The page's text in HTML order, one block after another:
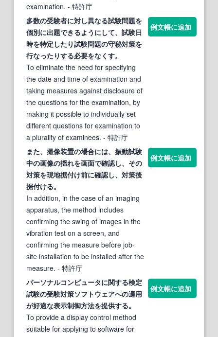
examination. - 特許庁
多数の受験者に対し異なる試験問題を
個別に出題できるようにして、 試験日
時を特定したり試験問題の守秘対策を
行なったりする必要をなくす。
To eliminate the need for specifying
the date and time of examination and
taking measures against disclosure of
the questions for the examination, by
making it possible to individually set
different questions for examination to
a plurality of examinees. - 特許庁
例文帳に追加
また、撮像装置の場合には、振動試験
中の画像の揺れを画面で確認し、その
対策を現地据付け前に確認し、 対策後
据付ける。
In addition, in the case of an imaging
apparatus, the method includes
confirming the swing of images in the
vibration test on a screen, and
confirming the measure before job-
site installation to be installed after the
measure. - 特許庁
例文帳に追加
パーソナルコンピュータに関する検定
試験の受験対策ソフトウェアへの適用
が好適な表示制御方法を提供する。
To provide a display control method
suitable for applying to software for
例文帳に追加